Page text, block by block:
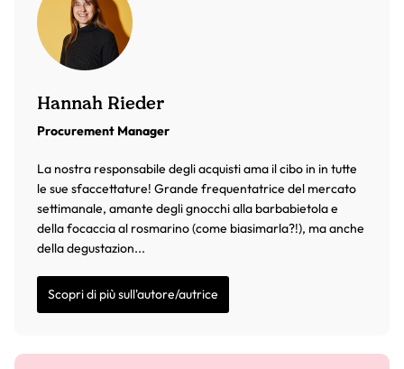
Hannah Rieder
Procurement Manager
La nostra responsabile degli acquisti ama il cibo in in tutte
le sue sfaccettature! Grande frequentatrice del mercato
settimanale, amante degli gnocchi alla barbabietola e
della focaccia al rosmarino (come biasimarla?!), ma anche
della degustazion...
Scopri di più sull'autore/autrice